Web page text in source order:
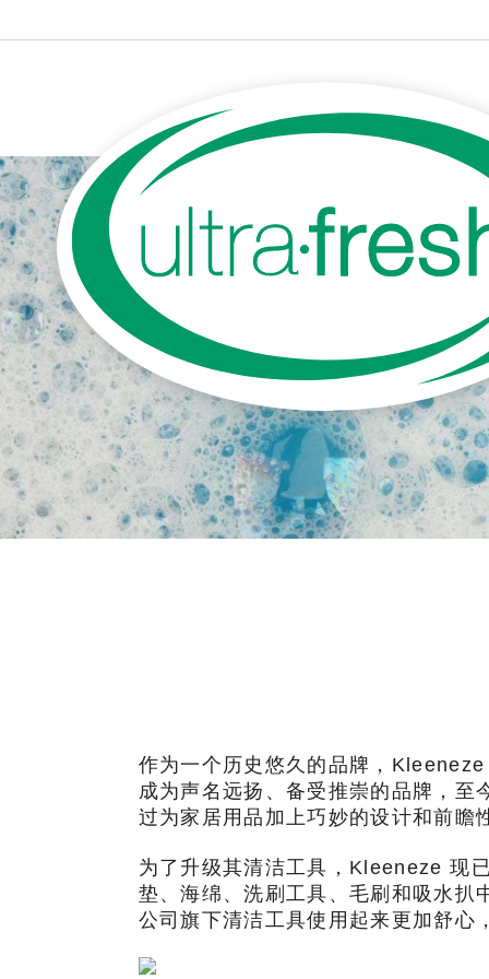
Kleeneze
作为一个历史悠久的品牌，
成为声名远扬、备受推崇的品牌，至
过为家居用品加上巧妙的设计和前瞻
为了升级其清洁工具，Kleeneze 现
垫、海绵、洗刷工具、毛刷和吸水扒
公司旗下清洁工具使用起来更加舒心